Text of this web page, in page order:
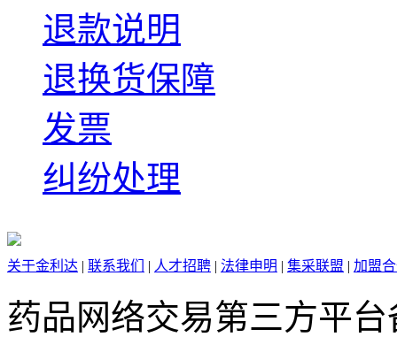
退款说明
退换货保障
发票
纠纷处理
关于金利达 | 联系我们 | 人才招聘 | 法律申明 | 集采联盟 | 加盟
药品网络交易第三方平